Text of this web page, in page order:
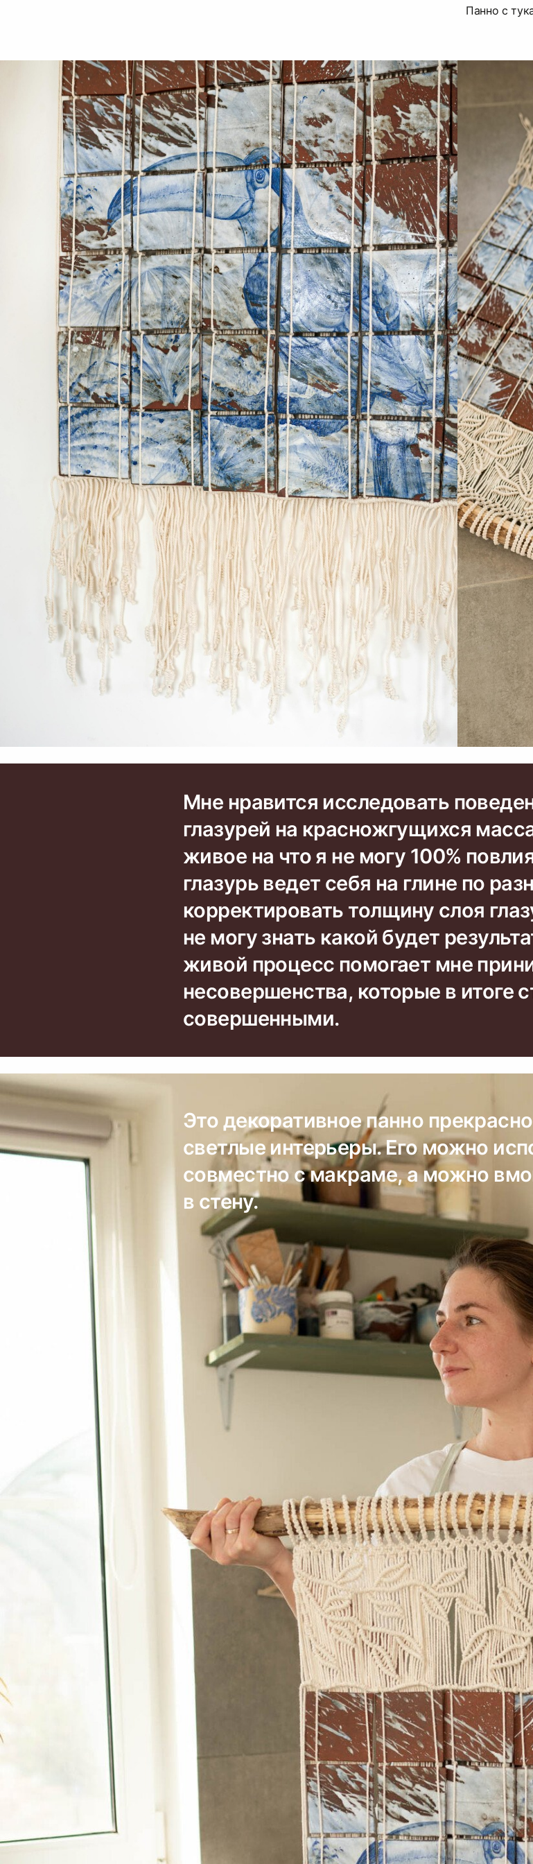
Панно с
Мне нравится исследовать
глазурей на красножгущихся
живое на что я не могу 100%
глазурь ведет себя на глине по
корректировать толщину слоя
не могу знать какой будет
живой процесс помогает мне
несовершенства, которые в итоге
совершенными.
Это декоративное панно
светлые интерьеры. Его можно
совместно с макраме, а можно
в стену.